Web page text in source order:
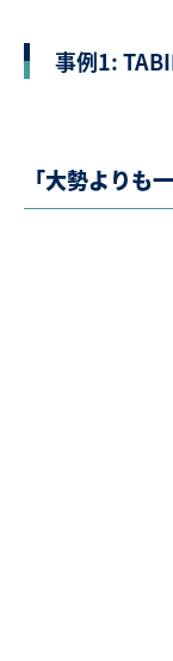
事例1: TABI
「大勢よりも